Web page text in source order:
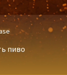
пиво